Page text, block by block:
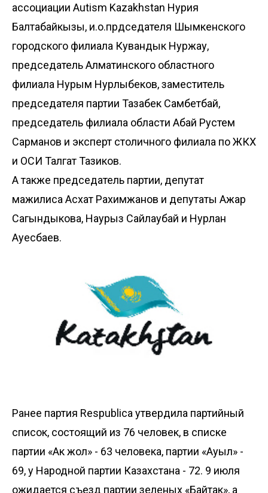
ассоциации Autism Kazakhstan Нурия
Балтабайкызы, и.о.прдседателя Шымкенского
городского филиала Кувандык Нуржау,
председатель Алматинского областного
филиала Нурым Нурлыбеков, заместитель
председателя партии Тазабек Самбетбай,
председатель филиала области Абай Рустем
Сарманов и эксперт столичного филиала по ЖКХ
и ОСИ Талгат Тазиков.
А также председатель партии, депутат
мажилиса Асхат Рахимжанов и депутаты Ажар
Сагындыкова, Наурыз Сайлаубай и Нурлан
Ауесбаев.
Ранее партия Respublica утвердила партийный
список, состоящий из 76 человек, в списке
партии «Ак жол» - 63 человека, партии «Ауыл» -
69, у Народной партии Казахстана - 72. 9 июля
ожидается съезд партии зеленых «Байтак», а